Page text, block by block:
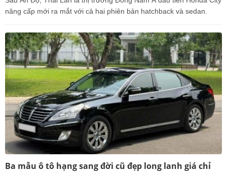
nâng cấp mới ra mắt với cả hai phiên bản hatchback và sedan.
Ba mẫu ô tô hạng sang đời cũ đẹp long lanh giá chỉ